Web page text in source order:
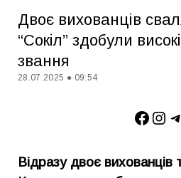
Двоє вихованців
“Сокіл” здобули
звання
28.07.2025 ● 09:54
Відразу двоє вихованців